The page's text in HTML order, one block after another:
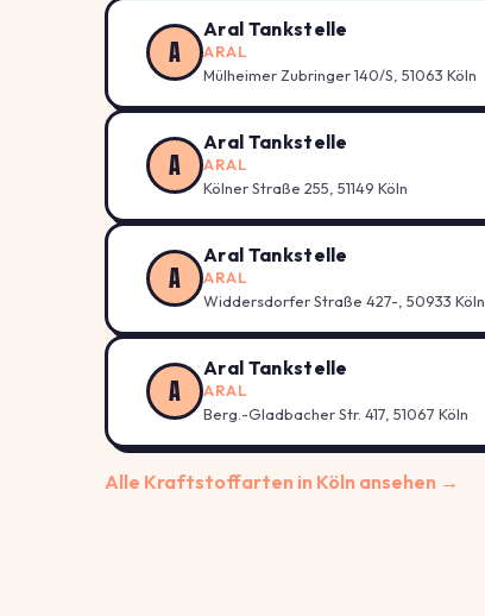
A
Aral Tankstelle
ARAL
Mülheimer Zubringer 140/S, 51063 Köln
A
Aral Tankstelle
ARAL
Kölner Straße 255, 51149 Köln
A
Aral Tankstelle
ARAL
Widdersdorfer Straße 427-, 50933 Köln
A
Aral Tankstelle
ARAL
Berg.-Gladbacher Str. 417, 51067 Köln
Alle Kraftstoffarten in Köln ansehen →